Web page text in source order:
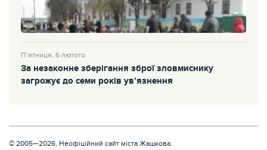
П’ятниця, 6 лютого
За незаконне зберігання зброї зловмиснику
загрожує до семи років ув’язнення
© 2005—2026, Неофіційний сайт міста Жашкова.